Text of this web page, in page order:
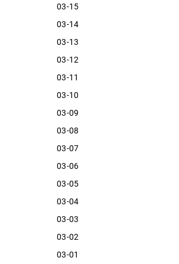
03-15
03-14
03-13
03-12
03-11
03-10
03-09
03-08
03-07
03-06
03-05
03-04
03-03
03-02
03-01